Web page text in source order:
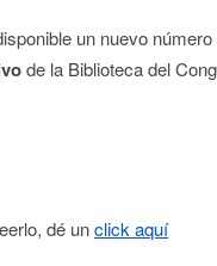
un nuevo número
de la Biblioteca del
dé unclick aquí